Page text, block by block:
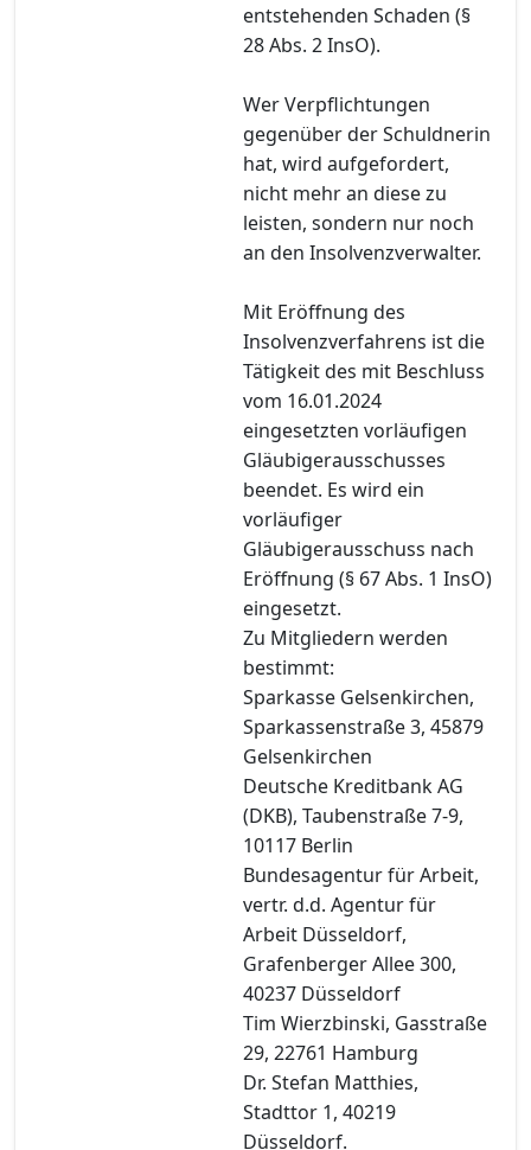
entstehenden Schaden (§
28 Abs. 2 InsO).
Wer Verpflichtungen
gegenüber der Schuldnerin
hat, wird aufgefordert,
nicht mehr an diese zu
leisten, sondern nur noch
an den Insolvenzverwalter.
Mit Eröffnung des
Insolvenzverfahrens ist die
Tätigkeit des mit Beschluss
vom 16.01.2024
eingesetzten vorläufigen
Gläubigerausschusses
beendet. Es wird ein
vorläufiger
Gläubigerausschuss nach
Eröffnung (§ 67 Abs. 1 InsO)
eingesetzt.
Zu Mitgliedern werden
bestimmt:
Sparkasse Gelsenkirchen,
Sparkassenstraße 3, 45879
Gelsenkirchen
Deutsche Kreditbank AG
(DKB), Taubenstraße 7-9,
10117 Berlin
Bundesagentur für Arbeit,
vertr. d.d. Agentur für
Arbeit Düsseldorf,
Grafenberger Allee 300,
40237 Düsseldorf
Tim Wierzbinski, Gasstraße
29, 22761 Hamburg
Dr. Stefan Matthies,
Stadttor 1, 40219
Düsseldorf.